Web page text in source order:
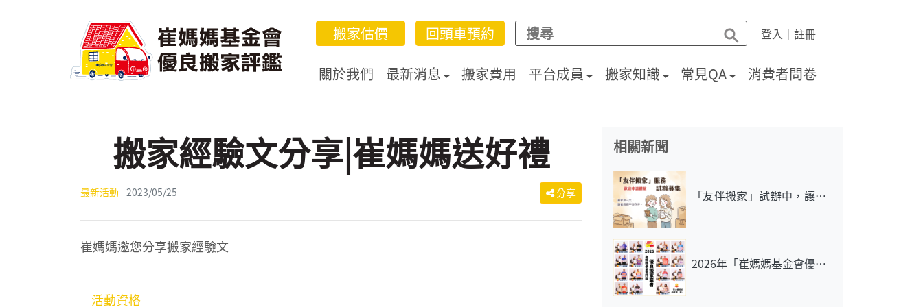
搬家估價 回頭車預約 登入 ｜ 註冊
關於我們 最新消息 搬家費用 平台成員 搬家知識 常見QA 消費者問卷
搬家經驗文分享|崔媽媽送好禮
最新活動 2023/05/25 分享
崔媽媽邀您分享搬家經驗文
活動資格
相關新聞
「友伴搬家」試辦中，讓崔
2026年「崔媽媽基金會優良